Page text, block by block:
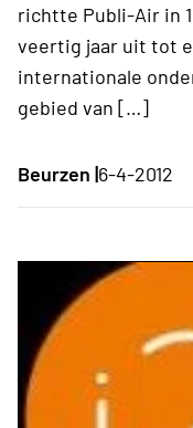
richtte Publi-Air in
veertig jaar uit tot
internationale
gebied van […]
Beurzen |6-4-2012